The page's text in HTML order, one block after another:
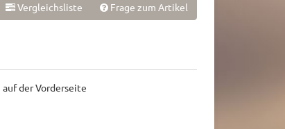
Vergleichsliste Frage zum Artikel
der Vorderseite